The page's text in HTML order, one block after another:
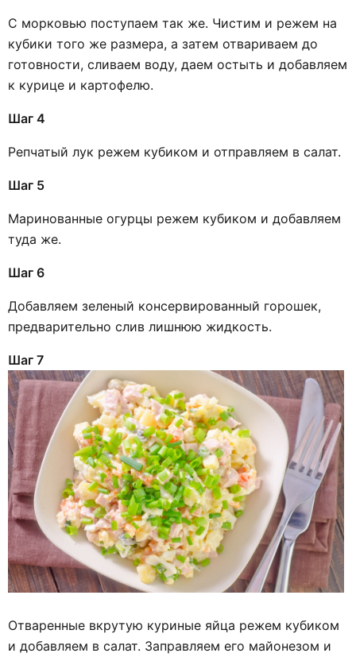
С морковью поступаем так же. Чистим и режем на
кубики того же размера, а затем отвариваем до
готовности, сливаем воду, даем остыть и добавляем
к курице и картофелю.
Шаг 4
Репчатый лук режем кубиком и отправляем в салат.
Шаг 5
Маринованные огурцы режем кубиком и добавляем
туда же.
Шаг 6
Добавляем зеленый консервированный горошек,
предварительно слив лишнюю жидкость.
Шаг 7
Отваренные вкрутую куриные яйца режем кубиком
и добавляем в салат. Заправляем его майонезом и